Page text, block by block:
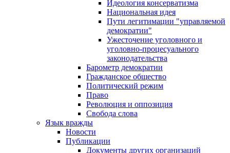
Идеология консерватизма
Национальная идея
Пути легитимации "управляемой
демократии"
Ужесточение уголовного и
уголовно-процесуального
законодательства
Барометр демократии
Гражданское общество
Политический режим
Право
Революция и оппозиция
Свобода слова
Язык вражды
Новости
Публикации
Документы других организаций